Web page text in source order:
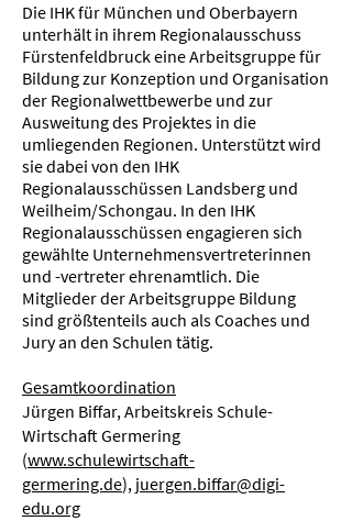
Die IHK für München und Oberbayern
unterhält in ihrem Regionalausschuss
Fürstenfeldbruck eine Arbeitsgruppe für
Bildung zur Konzeption und Organisation
der Regionalwettbewerbe und zur
Ausweitung des Projektes in die
umliegenden Regionen. Unterstützt wird
sie dabei von den IHK
Regionalausschüssen Landsberg und
Weilheim/Schongau. In den IHK
Regionalausschüssen engagieren sich
gewählte Unternehmensvertreterinnen
und -vertreter ehrenamtlich. Die
Mitglieder der Arbeitsgruppe Bildung
sind größtenteils auch als Coaches und
Jury an den Schulen tätig.
Gesamtkoordination
Jürgen Biffar, Arbeitskreis Schule-
Wirtschaft Germering
(www.schulewirtschaft-
germering.de), juergen.biffar@digi-
edu.org